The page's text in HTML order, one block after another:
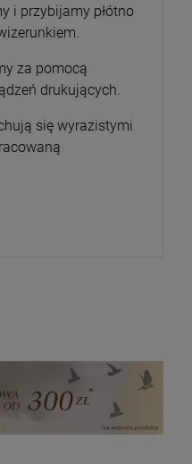
i przybijamy płótno
za pomocą
drukujących.
się wyrazistymi